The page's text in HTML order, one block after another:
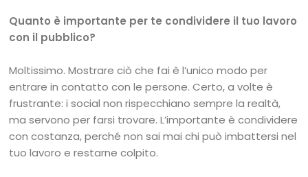
Quanto è importante per te condividere il tuo lavoro
con il pubblico?
Moltissimo. Mostrare ciò che fai è l’unico modo per
entrare in contatto con le persone. Certo, a volte è
frustrante: i social non rispecchiano sempre la realtà,
ma servono per farsi trovare. L’importante è condividere
con costanza, perché non sai mai chi può imbattersi nel
tuo lavoro e restarne colpito.